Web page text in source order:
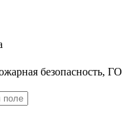
безопасность, ГО